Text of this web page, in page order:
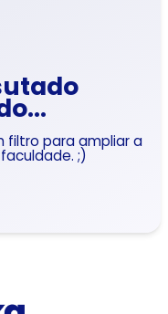
filtro para ampliar a
;)